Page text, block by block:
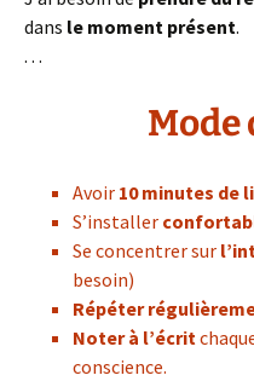
dans le moment présent.
. . .
Mode
Avoir 10 minutes de
S’installer
Se concentrer sur
besoin)
Répéter
Noter à l’écrit
conscience.